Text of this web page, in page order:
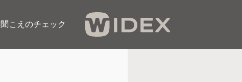
聞こえのチェック​